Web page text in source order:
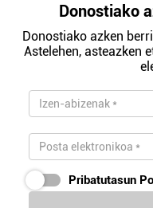
Donostiako
Donostiako azken
Astelehen, asteazken
Pribatutasun